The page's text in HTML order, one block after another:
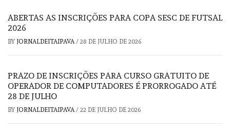
ABERTAS AS INSCRIÇÕES PARA COPA SESC DE FUTSAL
2026
BY JORNALDEITAIPAVA/ 28 DE JULHO DE 2026
PRAZO DE INSCRIÇÕES PARA CURSO GRATUITO DE
OPERADOR DE COMPUTADORES É PRORROGADO ATÉ
28 DE JULHO
BY JORNALDEITAIPAVA/ 22 DE JULHO DE 2026